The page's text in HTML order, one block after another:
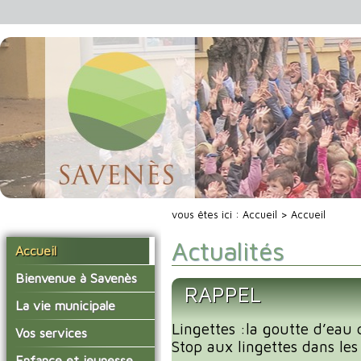
Accueil
Bienvenue à Savenès
Situer Savenès
Savenès en chiffre
L'histoire du village
La vie municipale
Vos élus
Les compte-rendus du
Vos services
La mairie
vous êtes ici : Accueil > Accueil
Actualités
RAPPEL
Lingettes :la goutte
Stop aux lingettes dans